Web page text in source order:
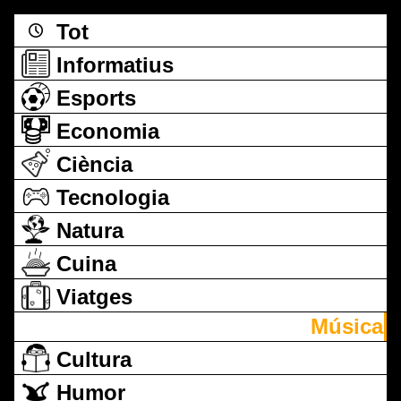
Tot
Informatius
Esports
Economia
Ciència
Tecnologia
Natura
Cuina
Viatges
Música
Cultura
Humor